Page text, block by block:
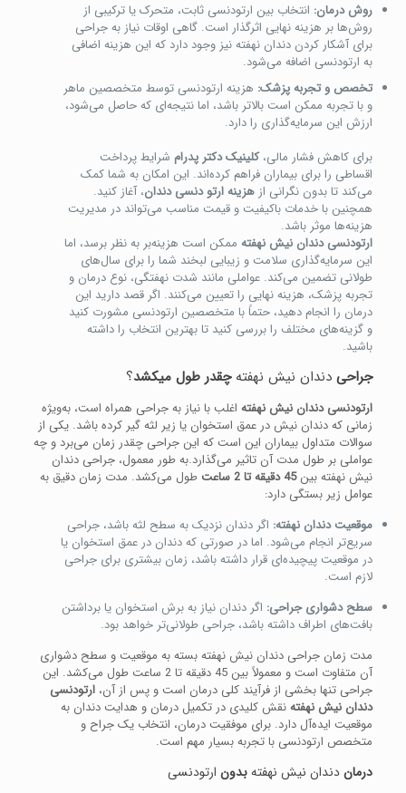
روش درمان: انتخاب بین ارتودنسی ثابت، متحرک یا ترکیبی از
روش‌ها بر هزینه نهایی اثرگذار است. گاهی اوقات نیاز به جراحی
برای آشکار کردن دندان نهفته نیز وجود دارد که این هزینه اضافی
به ارتودنسی اضافه می‌شود.
تخصص و تجربه پزشک: هزینه ارتودنسی توسط متخصصین ماهر
و با تجربه ممکن است بالاتر باشد، اما نتیجه‌ای که حاصل می‌شود،
ارزش این سرمایه‌گذاری را دارد.
برای کاهش فشار مالی،کلینیک‌ دکتر پدرام شرایط پرداخت
اقساطی را برای بیماران فراهم کرده‌اند. این امکان به شما کمک
می‌کند تا بدون نگرانی ازهزینه‌ ارتو دنسی دندان، آغاز کنید.
همچنین با خدمات باکیفیت و قیمت مناسب می‌تواند در مدیریت
هزینه‌ها موثر باشد.
ارتودنسی دندان نیش نهفتهممکن است هزینه‌بر به نظر برسد، اما
این سرمایه‌گذاری سلامت و زیبایی لبخند شما را برای سال‌های
طولانی تضمین می‌کند. عواملی مانند شدت نهفتگی، نوع درمان و
تجربه پزشک، هزینه نهایی را تعیین می‌کنند. اگر قصد دارید این
درمان را انجام دهید، حتماً با متخصصین ارتودنسی مشورت کنید
و گزینه‌های مختلف را بررسی کنید تا بهترین انتخاب را داشته
باشید.
جراحیدندان نیش نهفتهچقدر طول میکشد؟
ارتودنسی دندان نیش نهفتهاغلب با نیاز به جراحی همراه است، به‌ویژه
زمانی که دندان نیش در عمق استخوان یا زیر لثه گیر کرده باشد. یکی از
سوالات متداول بیماران این است که این جراحی چقدر زمان می‌برد و چه
عواملی بر طول مدت آن تاثیر می‌گذارد.به طور معمول، جراحی دندان
نیش نهفته بین45 دقیقه تا 2 ساعت
طول می‌کشد. مدت زمان دقیق به
عوامل زیر بستگی دارد:
موقعیت دندان نهفته: اگر دندان نزدیک به سطح لثه باشد، جراحی
سریع‌تر انجام می‌شود. اما در صورتی که دندان در عمق استخوان یا
در موقعیت پیچیده‌ای قرار داشته باشد، زمان بیشتری برای جراحی
لازم است.
سطح دشواری جراحی: اگر دندان نیاز به برش استخوان یا برداشتن
بافت‌های اطراف داشته باشد، جراحی طولانی‌تر خواهد بود.
مدت زمان جراحی دندان نیش نهفته بسته به موقعیت و سطح دشواری
آن متفاوت است و معمولاً بین 45 دقیقه تا 2 ساعت طول می‌کشد. این
جراحی تنها بخشی از فرآیند کلی درمان است و پس از آن، ارتودنسی
دندان نیش نهفتهنقش کلیدی در تکمیل درمان و هدایت دندان به
موقعیت ایده‌آل دارد. برای موفقیت درمان، انتخاب یک جراح و
متخصص ارتودنسی با تجربه بسیار مهم است.
درماندندان نیش نهفتهبدونارتودنسی